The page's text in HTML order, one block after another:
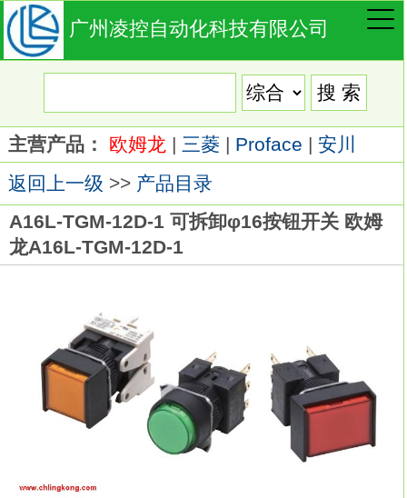
广州凌控自动化科技有限公司
主营产品： 欧姆龙 | 三菱 | Proface | 安川
返回上一级 >> 产品目录
A16L-TGM-12D-1 可拆卸φ16按钮开关 欧姆
龙A16L-TGM-12D-1